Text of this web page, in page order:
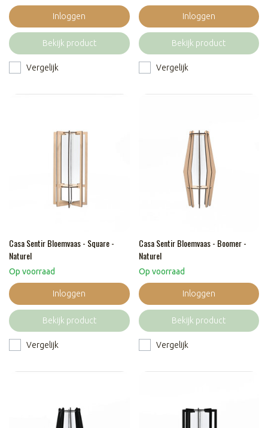
Inloggen
Bekijk product
Vergelijk
Inloggen
Bekijk product
Vergelijk
Casa Sentir Bloemvaas - Square -
Naturel
Op voorraad
Inloggen
Bekijk product
Vergelijk
Casa Sentir Bloemvaas - Boomer -
Naturel
Op voorraad
Inloggen
Bekijk product
Vergelijk